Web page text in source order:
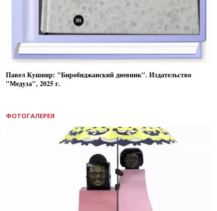
Павел Кушнир: "Биробиджанский дневник". Издательство
"Медуза", 2025 г.
ФОТОГАЛЕРЕЯ